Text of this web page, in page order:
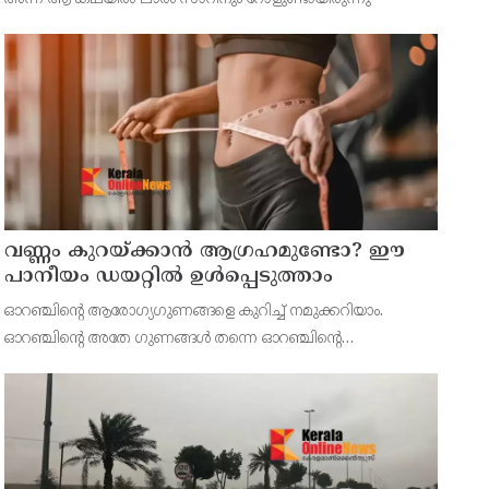
ജോസഫ്
വണ്ണം കുറയ്ക്കാൻ ആഗ്രഹമുണ്ടോ? ഈ
പാനീയം ഡയറ്റിൽ ഉൾപ്പെടുത്താം
ഓറഞ്ചിന്റെ ആരോഗ്യഗുണങ്ങളെ കുറിച്ച് നമുക്കറിയാം.
ഓറഞ്ചിന്റെ അതേ ഗുണങ്ങൾ തന്നെ ഓറഞ്ചിന്റെ
തുടങ്ങി കൊളസ്ട്രോളും തടിയും കുറയ്ക്കാൻ വരെ ഓറഞ്ച്
തൊലി ഉപയോഗ